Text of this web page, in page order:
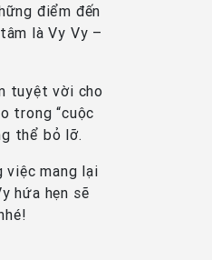
điểm đến
là Vy Vy –
tuyệt vời cho
trong “cuộc
thể bỏ lỡ.
việc mang lại
hứa hẹn sẽ